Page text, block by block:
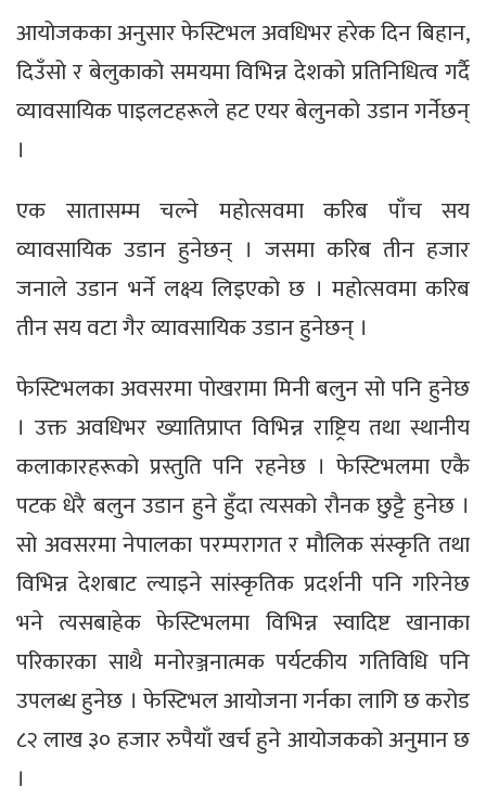
आयोजकका अनुसार फेस्टिभल अवधिभर हरेक दिन बिहान,
दिउँसो र बेलुकाको समयमा विभिन्न देशको प्रतिनिधित्व गर्दै
व्यावसायिक पाइलटहरूले हट एयर बेलुनको उडान गर्नेछन्
।
एक सातासम्म चल्ने महोत्सवमा करिब पाँच सय
व्यावसायिक उडान हुनेछन् । जसमा करिब तीन हजार
जनाले उडान भर्ने लक्ष्य लिइएको छ । महोत्सवमा करिब
तीन सय वटा गैर व्यावसायिक उडान हुनेछन् ।
फेस्टिभलका अवसरमा पोखरामा मिनी बलुन सो पनि हुनेछ
। उक्त अवधिभर ख्यातिप्राप्त विभिन्न राष्ट्रिय तथा स्थानीय
कलाकारहरूको प्रस्तुति पनि रहनेछ । फेस्टिभलमा एकै
पटक धेरै बलुन उडान हुने हुँदा त्यसको रौनक छुट्टै हुनेछ ।
सो अवसरमा नेपालका परम्परागत र मौलिक संस्कृति तथा
विभिन्न देशबाट ल्याइने सांस्कृतिक प्रदर्शनी पनि गरिनेछ
भने त्यसबाहेक फेस्टिभलमा विभिन्न स्वादिष्ट खानाका
परिकारका साथै मनोरञ्जनात्मक पर्यटकीय गतिविधि पनि
उपलब्ध हुनेछ । फेस्टिभल आयोजना गर्नका लागि छ करोड
८२ लाख ३० हजार रुपैयाँ खर्च हुने आयोजकको अनुमान छ
।